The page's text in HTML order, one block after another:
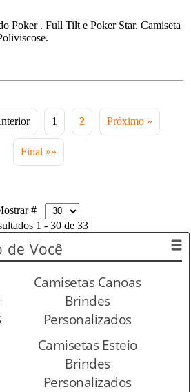
Poker . Full Tilt e Poker Star. Camiseta
1 2 Próximo »
Final »»
#
1 - 30 de 33
de Você
Camisetas Canoas
Brindes
Personalizados
Camisetas Esteio
Brindes
Personalizados